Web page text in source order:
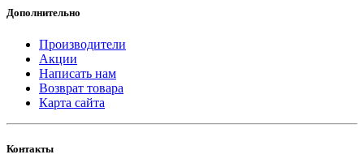
Дополнительно
Производители
Акции
Написать нам
Возврат товара
Карта сайта
Контакты